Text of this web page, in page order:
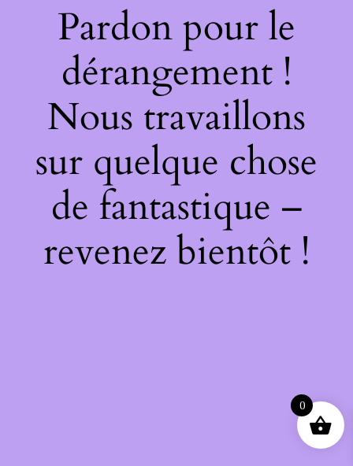
Pardon pour le
dérangement !
Nous travaillons
sur quelque chose
de fantastique –
revenez bientôt !
0